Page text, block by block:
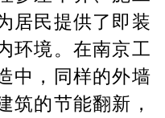
居民提供了即装
环境。在南京工
中，同样的外墙
筑的节能翻新，